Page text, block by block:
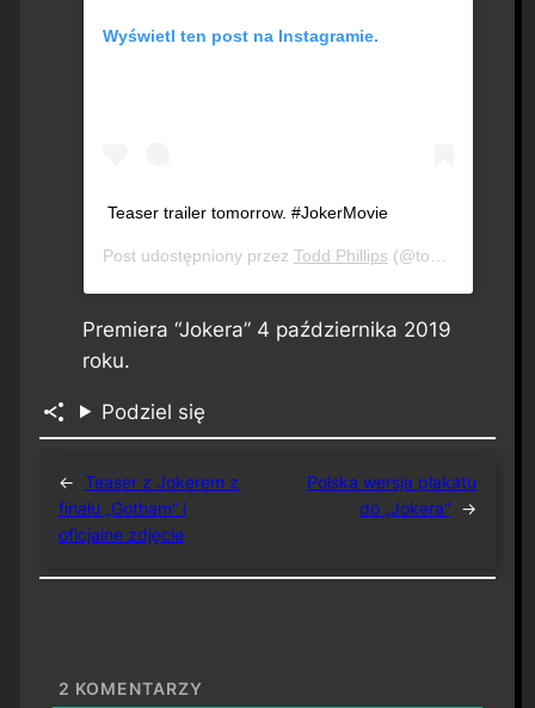
Wyświetl ten post na Instagramie.
Teaser trailer tomorrow. #JokerMovie
Post udostępniony przez Todd Phillips (@toddphillips1)
Premiera “Jokera” 4 października 2019
roku.
Podziel się
← Teaser z Jokerem z
finału „Gotham” i
oficjalne zdjęcie
Polska wersja plakatu
do „Jokera” →
2 KOMENTARZY